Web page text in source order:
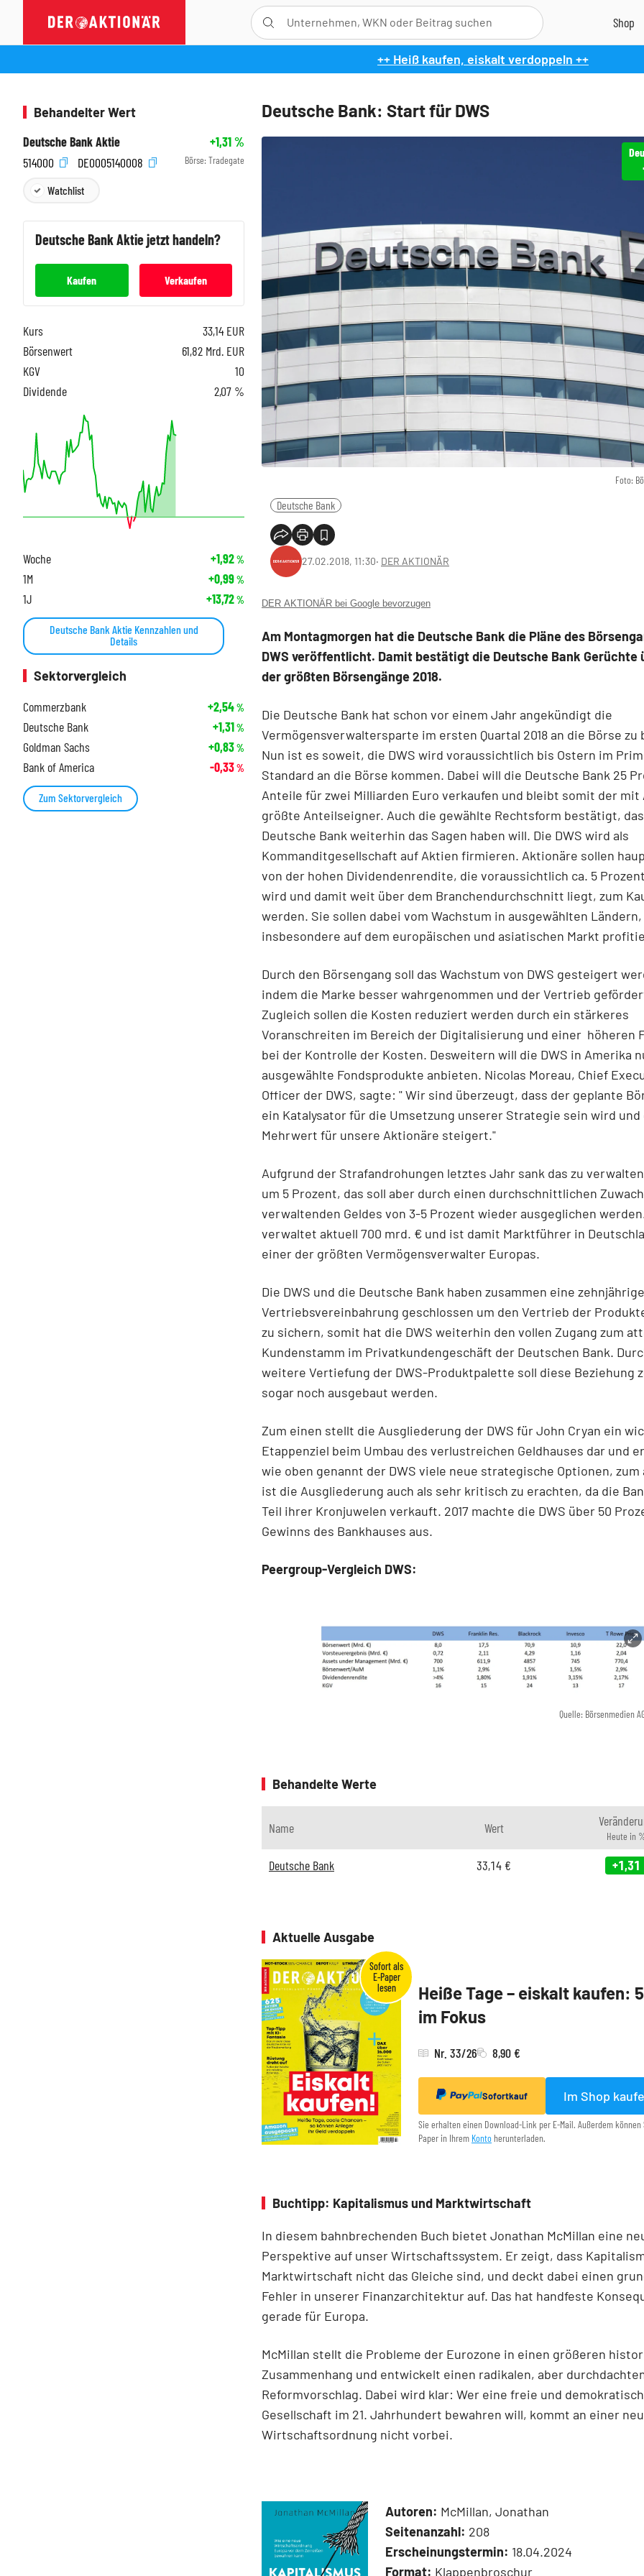
++ Heiß kaufen, eiskalt verdoppeln ++
Deutsche Bank: Start für DWS
Foto:
Deutsche Bank
27.02.2018, 11:30‧ DER AKTIONÄR
DER AKTIONÄR bei Google bevorzugen
Am Montagmorgen hat die Deutsche Bank die Pläne des
DWS veröffentlicht. Damit bestätigt die Deutsche Bank Gerüchte
der größten Börsengänge 2018.
Die Deutsche Bank hat schon vor einem Jahr angekündigt die
Vermögensverwaltersparte im ersten Quartal 2018 an die Börse zu
Nun ist es soweit, die DWS wird voraussichtlich bis Ostern im
Standard an die Börse kommen. Dabei will die Deutsche Bank 25
Anteile für zwei Milliarden Euro verkaufen und bleibt somit der mit
größte Anteilseigner. Auch die gewählte Rechtsform bestätigt,
Deutsche Bank weiterhin das Sagen haben will. Die DWS wird als
Kommanditgesellschaft auf Aktien firmieren. Aktionäre sollen
von der hohen Dividendenrendite, die voraussichtlich ca. 5
wird und damit weit über dem Branchendurchschnitt liegt, zum
werden. Sie sollen dabei vom Wachstum in ausgewählten Ländern,
insbesondere auf dem europäischen und asiatischen Markt
Durch den Börsengang soll das Wachstum von DWS gesteigert
indem die Marke besser wahrgenommen und der Vertrieb
Zugleich sollen die Kosten reduziert werden durch ein stärkeres
Voranschreiten im Bereich der Digitalisierung und einer höheren
bei der Kontrolle der Kosten. Desweitern will die DWS in Amerika
ausgewählte Fondsprodukte anbieten. Nicolas Moreau, Chief
Officer der DWS, sagte: " Wir sind überzeugt, dass der geplante
ein Katalysator für die Umsetzung unserer Strategie sein wird und
Mehrwert für unsere Aktionäre steigert."
Aufgrund der Strafandrohungen letztes Jahr sank das zu
um 5 Prozent, das soll aber durch einen durchschnittlichen
verwaltenden Geldes von 3-5 Prozent wieder ausgeglichen
verwaltet aktuell 700 mrd. € und ist damit Marktführer in
einer der größten Vermögensverwalter Europas.
Die DWS und die Deutsche Bank haben zusammen eine zehnjährige
Vertriebsvereinbahrung geschlossen um den Vertrieb der
zu sichern, somit hat die DWS weiterhin den vollen Zugang zum
Kundenstamm im Privatkundengeschäft der Deutschen Bank.
weitere Vertiefung der DWS-Produktpalette soll diese Beziehung
sogar noch ausgebaut werden.
Zum einen stellt die Ausgliederung der DWS für John Cryan ein
Etappenziel beim Umbau des verlustreichen Geldhauses dar und
wie oben genannt der DWS viele neue strategische Optionen, zum
ist die Ausgliederung auch als sehr kritisch zu erachten, da die
Teil ihrer Kronjuwelen verkauft. 2017 machte die DWS über 50
Gewinns des Bankhauses aus.
Peergroup-Vergleich DWS:
Quelle: Börsenmedien
Behandelte Werte
Name Wert
Heute in
Deutsche Bank 33,14 € +1,31
Aktuelle Ausgabe
Heiße Tage – eiskalt kaufen:
im Fokus
Nr. 33/26 8,90 €
Sofortkauf Im Shop
Sie erhalten einen Download-Link per E-Mail. Außerdem
Paper in Ihrem Konto herunterladen.
Buchtipp: Kapitalismus und Marktwirtschaft
In diesem bahnbrechenden Buch bietet Jonathan McMillan eine
Perspektive auf unser Wirtschaftssystem. Er zeigt, dass
Marktwirtschaft nicht das Gleiche sind, und deckt dabei einen
Fehler in unserer Finanzarchitektur auf. Das hat handfeste
gerade für Europa.
McMillan stellt die Probleme der Eurozone in einen größeren
Zusammenhang und entwickelt einen radikalen, aber
Reformvorschlag. Dabei wird klar: Wer eine freie und
Gesellschaft im 21. Jahrhundert bewahren will, kommt an einer
Wirtschaftsordnung nicht vorbei.
Autoren: McMillan, Jonathan
Seitenanzahl: 208
Erscheinungstermin: 18.04.2024
Format: Klappenbroschur
Behandelter Wert
Deutsche Bank Aktie
+1,31%
514000
DE0005140008 Börse: Tradegate
Watchlist
Deutsche BankAktie jetzt handeln?
Kaufen Verkaufen
Kurs 33,14 EUR
Börsenwert
61,82 Mrd. EUR
KGV
10
Dividende
2,07 %
Woche +1,92%
1M +0,99%
1J +13,72%
Deutsche Bank Aktie Kennzahlen und
Details
Sektorvergleich
Commerzbank
+2,54%
Deutsche Bank +1,31%
Goldman Sachs +0,83%
Bank of America -0,33%
Zum Sektorvergleich